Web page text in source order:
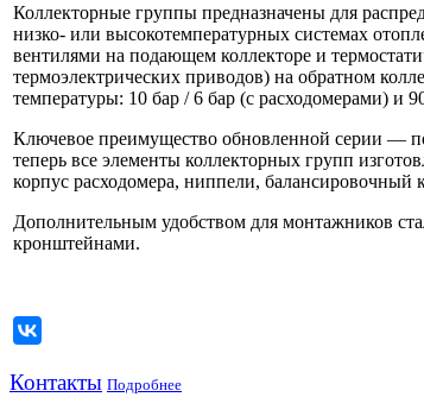
Коллекторные группы предназначены для
низко- или высокотемпературных системах
вентилями на подающем коллекторе и
термоэлектрических приводов) на обратном
температуры: 10 бар / 6 бар (с расходомерами) и
Ключевое преимущество обновленной серии —
теперь все элементы коллекторных групп
корпус расходомера, ниппели, балансировочный
Дополнительным удобством для монтажников
кронштейнами.
Контакты Подробнее